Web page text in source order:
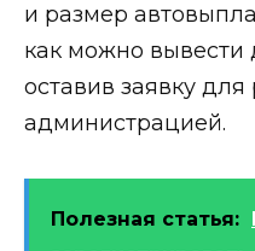
и размер
как можно вывести
оставив заявку
администрацией.
Полезная статья: